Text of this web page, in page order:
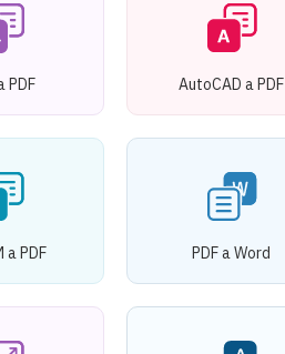
PDF AutoCAD a PDF
a PDF PDF a Word